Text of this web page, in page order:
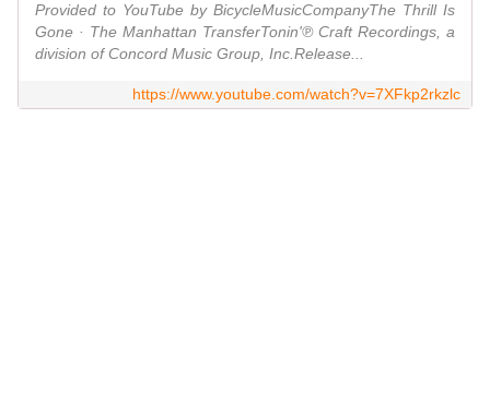
Provided to YouTube by BicycleMusicCompanyThe Thrill Is
Gone · The Manhattan TransferTonin'℗ Craft Recordings, a
division of Concord Music Group, Inc.Release...
https://www.youtube.com/watch?v=7XFkp2rkzlc